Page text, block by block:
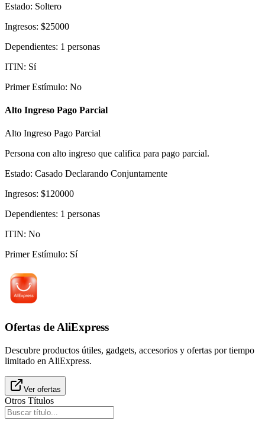
Estado: Soltero
Ingresos: $25000
Dependientes: 1 personas
ITIN: Sí
Primer Estímulo: No
Alto Ingreso Pago Parcial
Alto Ingreso Pago Parcial
Persona con alto ingreso que califica para pago parcial.
Estado: Casado Declarando Conjuntamente
Ingresos: $120000
Dependientes: 1 personas
ITIN: No
Primer Estímulo: Sí
Ofertas de AliExpress
Descubre productos útiles, gadgets, accesorios y ofertas por tiempo
limitado en AliExpress.
Ver ofertas
Otros Títulos